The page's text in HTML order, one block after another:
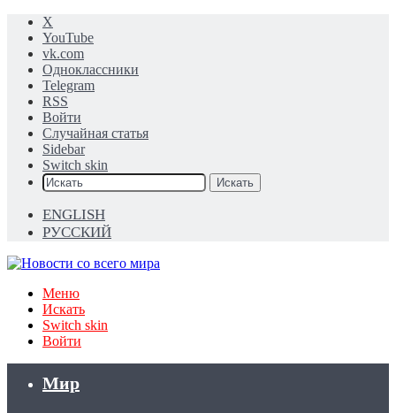
X
YouTube
vk.com
Одноклассники
Telegram
RSS
Войти
Случайная статья
Sidebar
Switch skin
Искать
ENGLISH
РУССКИЙ
Меню
Искать
Switch skin
Войти
Мир